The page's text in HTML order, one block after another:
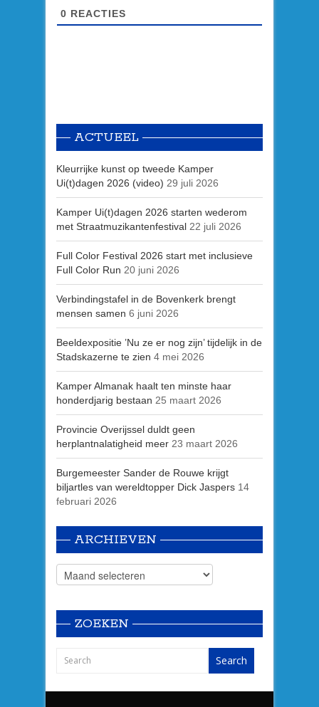
0 REACTIES
ACTUEEL
Kleurrijke kunst op tweede Kamper
Ui(t)dagen 2026 (video) 29 juli 2026
Kamper Ui(t)dagen 2026 starten wederom
met Straatmuzikantenfestival 22 juli 2026
Full Color Festival 2026 start met inclusieve
Full Color Run 20 juni 2026
Verbindingstafel in de Bovenkerk brengt
mensen samen 6 juni 2026
Beeldexpositie ’Nu ze er nog zijn’ tijdelijk in de
Stadskazerne te zien 4 mei 2026
Kamper Almanak haalt ten minste haar
honderdjarig bestaan 25 maart 2026
Provincie Overijssel duldt geen
herplantnalatigheid meer 23 maart 2026
Burgemeester Sander de Rouwe krijgt
biljartles van wereldtopper Dick Jaspers 14
februari 2026
ARCHIEVEN
ZOEKEN